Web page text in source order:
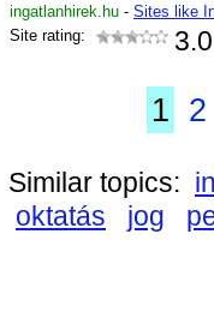
ingatlanhirek.hu - Sites like
Site rating:
3.0
1 2
Similar topics:
oktatás
jog